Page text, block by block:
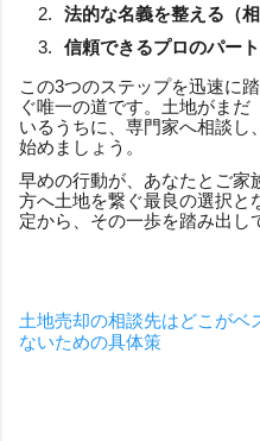
法的な名義を整える（相
信頼できるプロのパー
この3つのステップを迅速に
ぐ唯一の道です。土地がまだ
いるうちに、専門家へ相談し
始めましょう。
早めの行動が、あなたとご家
方へ土地を繋ぐ最良の選択と
定から、その一歩を踏み出し
土地売却の相談先はどこがベ
ないための具体策